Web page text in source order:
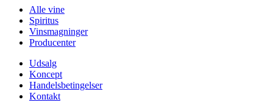
Alle vine
Spiritus
Vinsmagninger
Producenter
Udsalg
Koncept
Handelsbetingelser
Kontakt